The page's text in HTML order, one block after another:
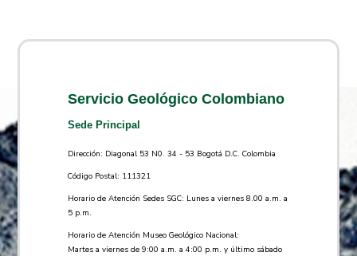
Servicio Geológico Colombiano
Sede Principal
Dirección: Diagonal 53 N0. 34 - 53 Bogotá D.C. Colombia
Código Postal: 111321
Horario de Atención Sedes SGC: Lunes a viernes 8.00 a.m. a
5 p.m.
Horario de Atención Museo Geológico Nacional:
Martes a viernes de 9:00 a.m. a 4:00 p.m. y último sábado